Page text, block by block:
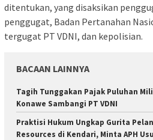
ditentukan, yang disaksikan
penggugat, Badan Pertanahan
tergugat PT VDNI, dan kepolisian.
BACAAN LAINNYA
Tagih Tunggakan Pajak Puluhan
Konawe Sambangi PT VDNI
Praktisi Hukum Ungkap Gurita
Resources di Kendari, Minta APH